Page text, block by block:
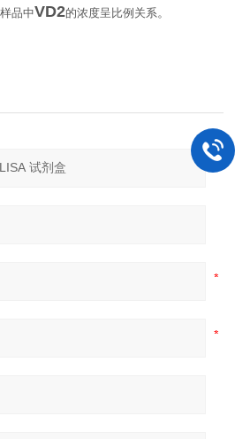
品中VD2的浓度呈比例关系。